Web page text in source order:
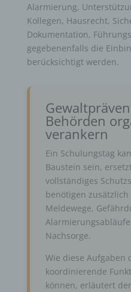
Alarmierung,
Kollegen, Hausrecht,
Dokumentation,
gegebenenfalls die
berücksichtigt werden.
Behörden
verankern
Ein Schulungstag
Baustein sein,
vollständiges
benötigen
Meldewege,
Nachsorge.
Wie diese Aufgaben
koordinierende
können, erläutert der